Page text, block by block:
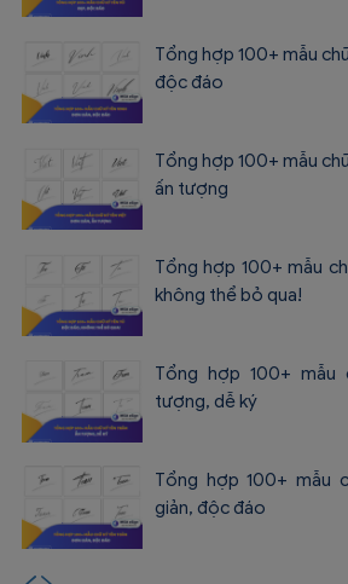
Tổng hợp 100+ mẫu
độc đáo
Tổng hợp 100+ mẫu
ấn tượng
Tổng hợp 100+ mẫu
không thể bỏ qua!
Tổng hợp 100+ mẫu
tượng, dễ ký
Tổng hợp 100+ mẫu
giản, độc đáo